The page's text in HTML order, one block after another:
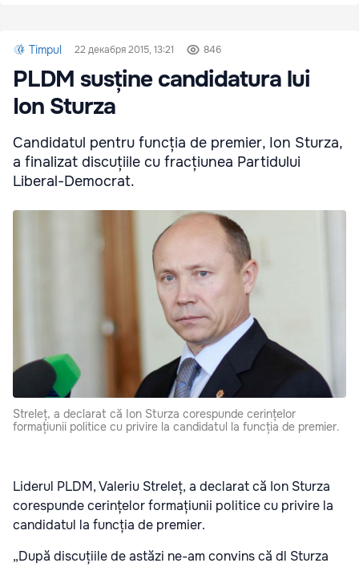
Timpul 22 декабря 2015, 13:21 846
PLDM susține candidatura lui
Ion Sturza
Candidatul pentru funcția de premier, Ion Sturza,
a finalizat discuțiile cu fracțiunea Partidului
Liberal-Democrat.
Streleț, a declarat că Ion Sturza corespunde cerințelor
formațiunii politice cu privire la candidatul la funcția de premier.
Liderul PLDM, Valeriu Streleț, a declarat că Ion Sturza
corespunde cerințelor formațiunii politice cu privire la
candidatul la funcția de premier.
„După discuțiile de astăzi ne-am convins că dl Sturza